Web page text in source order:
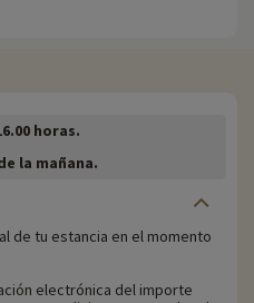
horas.
la mañana.
de tu estancia en el momento
electrónica del importe